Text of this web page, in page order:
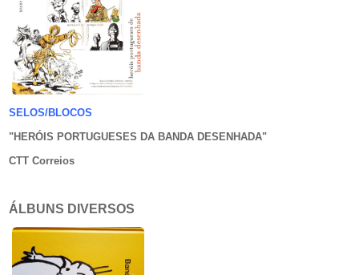
SELOS/BLOCOS
"HERÓIS PORTUGUESES DA BANDA DESENHADA"
CTT Correios
ÁLBUNS DIVERSOS